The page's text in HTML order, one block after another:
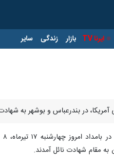
ایرنا TV بازار زندگی سایر
مقام شهادت نائل آمدند.